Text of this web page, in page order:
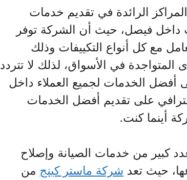
الرائدة في تقديم خدمات
داخل فيصل، حيث أن الشركة توفر
مع كل أنواع التكييفات وذلك
المتواجدة في الأسواق، لذلك لا تتردد
الخدمات لجميع العملاء داخل
على تقديم أفضل الخدمات
أينما كنت.
كبير من خدمات الصيانة وإصلاح
حيث تعد شركة ماستر كينج من